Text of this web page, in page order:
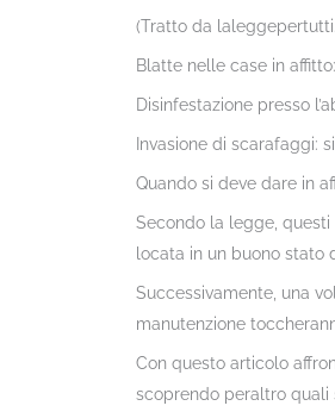
(Tratto da
Blatte nelle case in
Disinfestazione presso
Invasione di scarafaggi:
Quando si deve dare in
Secondo la legge,
locata in un buono stato
Successivamente, una
manutenzione
Con questo articolo
scoprendo peraltro quali